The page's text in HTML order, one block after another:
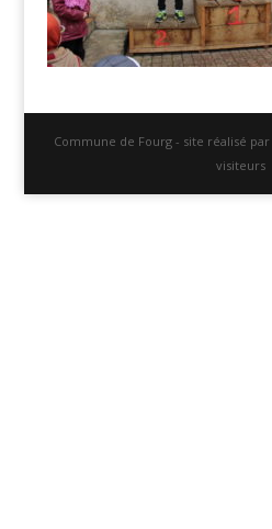
Commune de Fourg - site réalisé par
visiteurs